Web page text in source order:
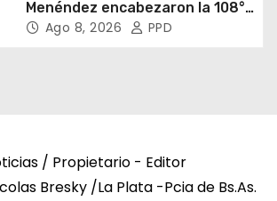
Menéndez encabezaron la 108°
Asamblea del CNV
Ago 8, 2026 PPD
/ Propietario - Editor
Bresky /La Plata -Pcia de Bs.As.